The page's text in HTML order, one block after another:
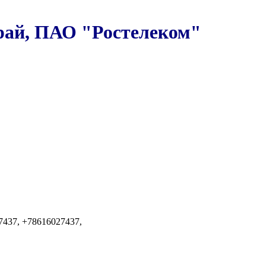
ПАО "Ростелеком"
+78616027437,